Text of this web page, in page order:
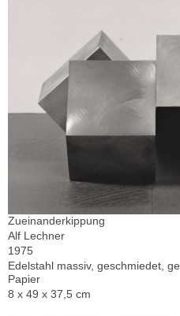
Zueinanderkippung
Alf Lechner
1975
Edelstahl massiv, geschmiedet,
Papier
8 x 49 x 37,5 cm